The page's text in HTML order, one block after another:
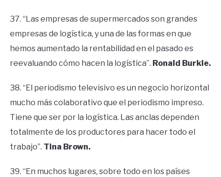
37. “Las empresas de supermercados son grandes
empresas de logística, y una de las formas en que
hemos aumentado la rentabilidad en el pasado es
reevaluando cómo hacen la logística”. Ronald Burkle.
38. “El periodismo televisivo es un negocio horizontal
mucho más colaborativo que el periodismo impreso.
Tiene que ser por la logística. Las anclas dependen
totalmente de los productores para hacer todo el
trabajo”. Tina Brown.
39. “En muchos lugares, sobre todo en los países